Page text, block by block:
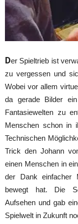
Der Spieltrieb ist
zu vergessen und
Wobei vor allem
da gerade Bilder
Fantasiewelten zu
Menschen schon in
Technischen
Trick den Johann
einen Menschen in
der Dank einfacher
bewegt hat. Die
Aufsehen und gab
Spielwelt in Zukunft